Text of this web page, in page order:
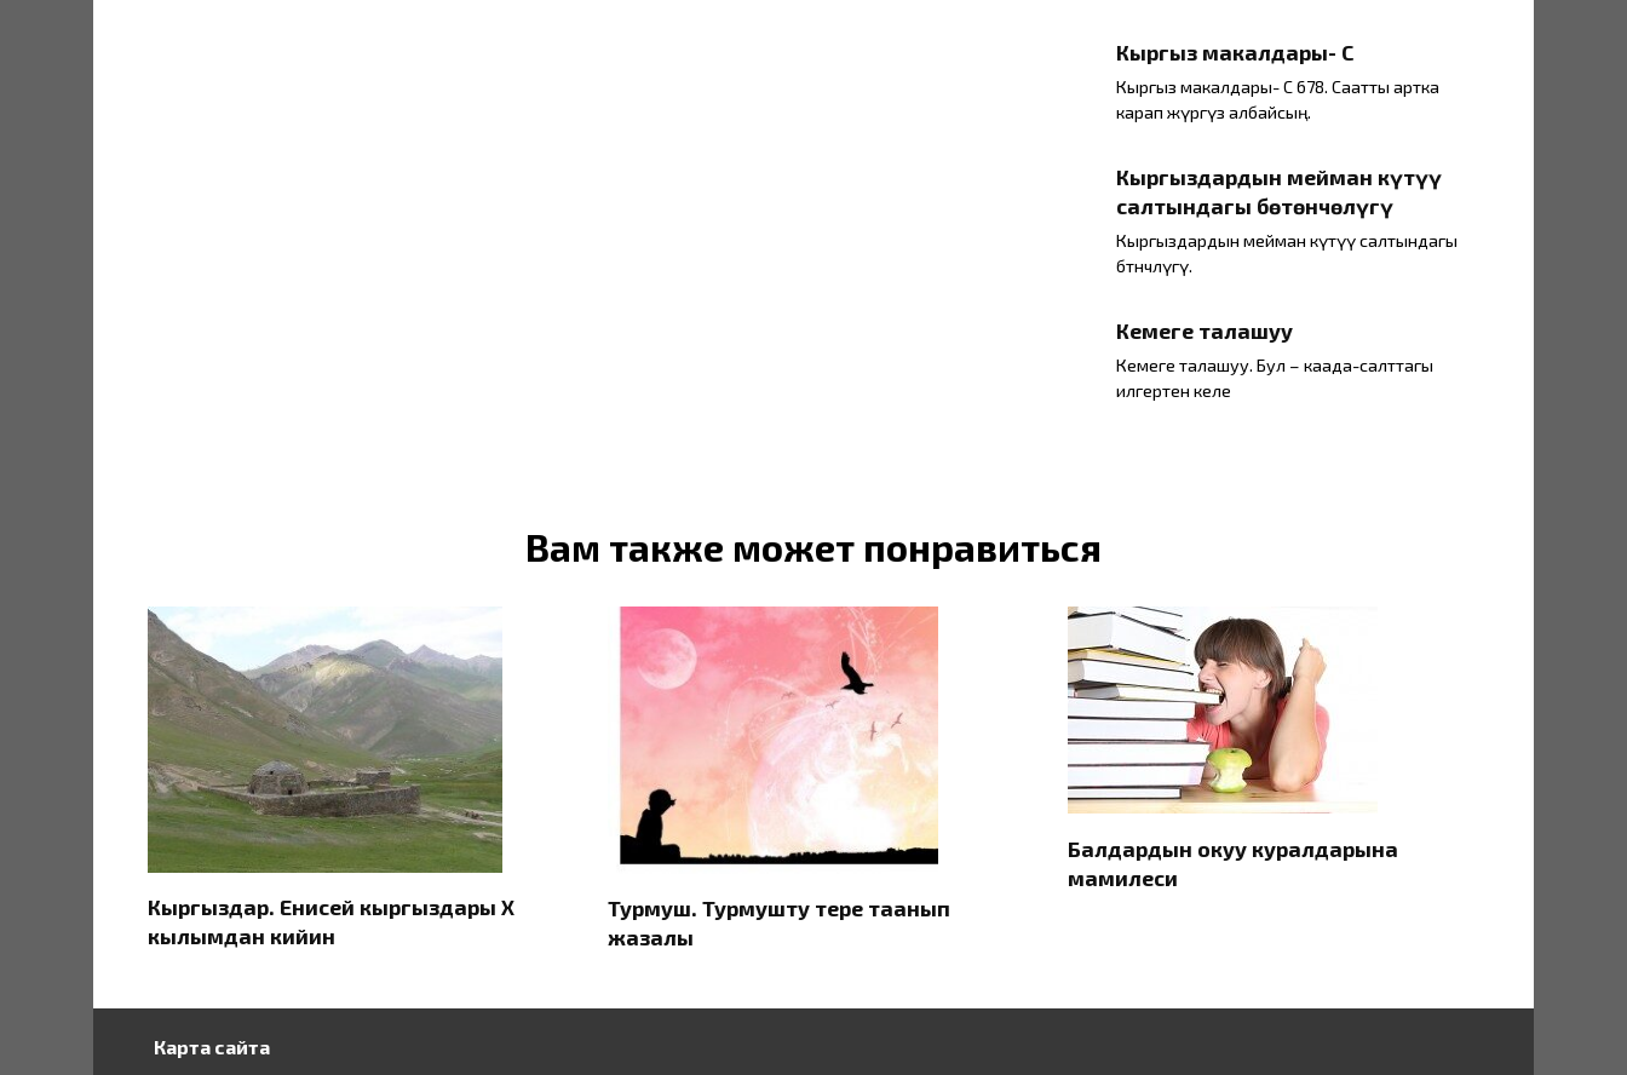
Кыргыз макалдары- С
Кыргыз макалдары- С 678. Саатты артка
карап жүргүзө албайсың.
Кыргыздардын мейман күтүү
салтындагы бөтөнчөлүгү
Кыргыздардын мейман күтүү салтындагы
бөтөнчөлүгү.
Кемеге талашуу
Кемеге талашуу. Бул – каада-салттагы
илгертен келе
Вам также может понравиться
Кыргыздар. Eнисей кыргыздары X
кылымдан кийин
Турмуш. Турмушту терең таанып
жазалы
Балдардын окуу куралдарына
мамилеси
Карта сайта